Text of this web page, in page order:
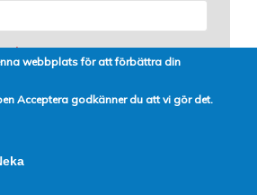
webbplats för att förbättra din
Acceptera godkänner du att vi gör det.